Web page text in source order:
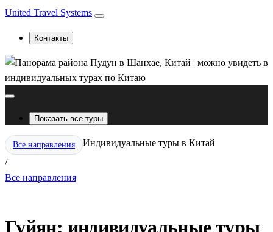
United Travel Systems
Контакты
Показать все туры
Все направления
/
Индивидуальные туры в Китай
Все направления
Гуйян: индивидуальные туры